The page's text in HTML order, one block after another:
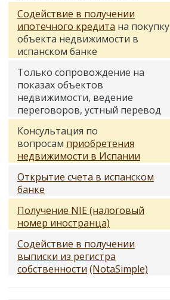
Содействие в получении
ипотечного кредита на покупку
объекта недвижимости в
испанском банке
Только сопровождение на
показах объектов
недвижимости, ведение
переговоров, устный перевод
Консультация по
вопросам приобретения
недвижимости в Испании
Открытие счета в испанском
банке
Получение NIE (налоговый
номер иностранца)
Содействие в получении
выписки из регистра
собственности (NotaSimple)